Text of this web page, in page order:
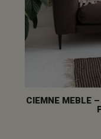
CIEMNE MEBLE